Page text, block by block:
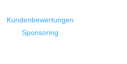
Kundenbewertungen
Sponsoring